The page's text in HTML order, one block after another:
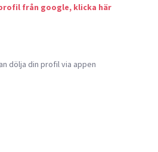
från google, klicka här
dölja din profil via appen